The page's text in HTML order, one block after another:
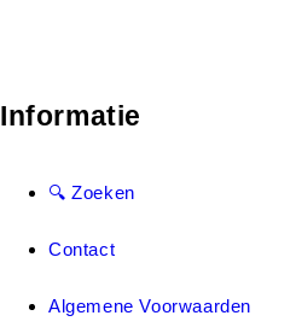
Informatie
🔍 Zoeken
Contact
Algemene Voorwaarden